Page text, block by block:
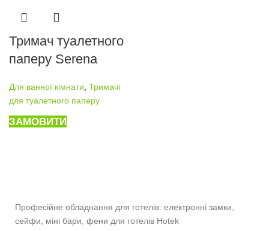
Тримач туалетного
паперу Serena
Для ванної кімнати Тримачі
для туалетного паперу
ЗАМОВИТИ
Професійне обладнання для готелів: електронні замки,
сейфи, міні бари, фени для готелів Hotek